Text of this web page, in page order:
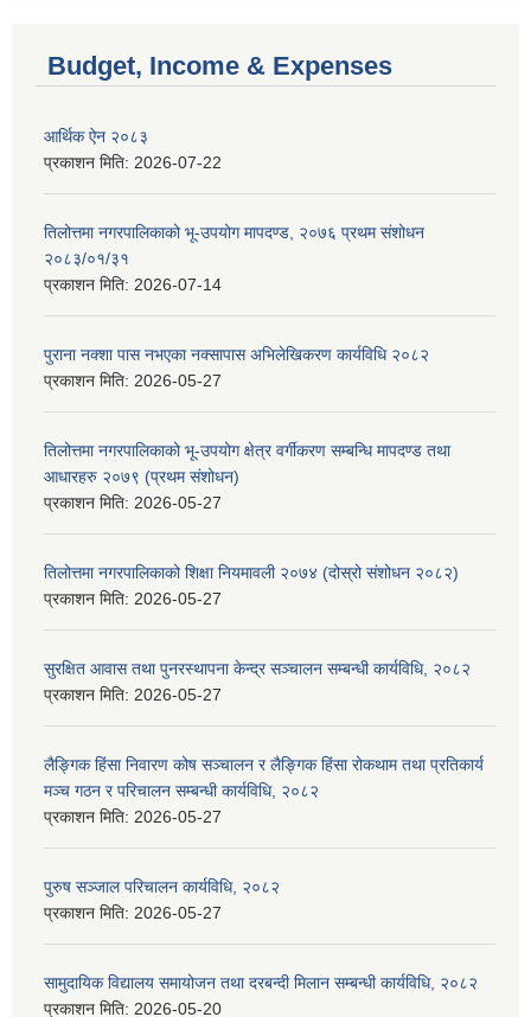
Budget, Income & Expenses
आर्थिक ऐन २०८३
प्रकाशन मिति: 2026-07-22
तिलोत्तमा नगरपालिकाको भू-उपयोग मापदण्ड, २०७६ प्रथम संशोधन
२०८३/०१/३१
प्रकाशन मिति: 2026-07-14
पुराना नक्शा पास नभएका नक्सापास अभिलेखिकरण कार्यविधि २०८२
प्रकाशन मिति: 2026-05-27
तिलोत्तमा नगरपालिकाको भू-उपयोग क्षेत्र वर्गीकरण सम्बन्धि मापदण्ड तथा
आधारहरु २०७९ (प्रथम संशोधन)
प्रकाशन मिति: 2026-05-27
तिलोत्तमा नगरपालिकाको शिक्षा नियमावली २०७४ (दोस्रो संशोधन २०८२)
प्रकाशन मिति: 2026-05-27
सुरक्षित आवास तथा पुनरस्थापना केन्द्र सञ्चालन सम्बन्धी कार्यविधि, २०८२
प्रकाशन मिति: 2026-05-27
लैङ्गिक हिंसा निवारण कोष सञ्चालन र लैङ्गिक हिंसा रोकथाम तथा प्रतिकार्य
मञ्च गठन र परिचालन सम्बन्धी कार्यविधि, २०८२
प्रकाशन मिति: 2026-05-27
पुरुष सञ्जाल परिचालन कार्यविधि, २०८२
प्रकाशन मिति: 2026-05-27
सामुदायिक विद्यालय समायोजन तथा दरबन्दी मिलान सम्बन्धी कार्यविधि, २०८२
प्रकाशन मिति: 2026-05-20